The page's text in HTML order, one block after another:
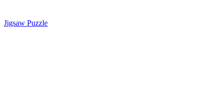
Jigsaw Puzzle